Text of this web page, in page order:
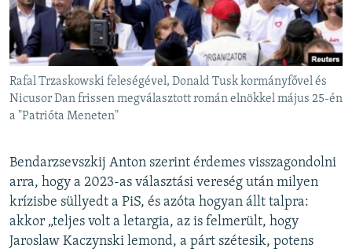
Rafal Trzaskowski feleségével, Donald Tusk kormányfővel és
Nicusor Dan frissen megválasztott román elnökkel május 25-én
a "Patrióta Meneten"
Bendarzsevszkij Anton szerint érdemes visszagondolni
arra, hogy a 2023-as választási vereség után milyen
krízisbe süllyedt a PiS, és azóta hogyan állt talpra:
akkor „teljes volt a letargia, az is felmerült, hogy
Jaroslaw Kaczynski lemond, a párt szétesik, potens